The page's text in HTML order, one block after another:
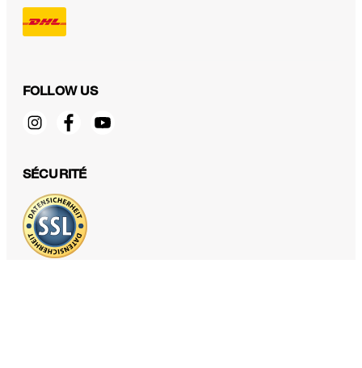
Chino en coton Cino, en gris
199,00 €
FOLLOW US
SÉCURITÉ